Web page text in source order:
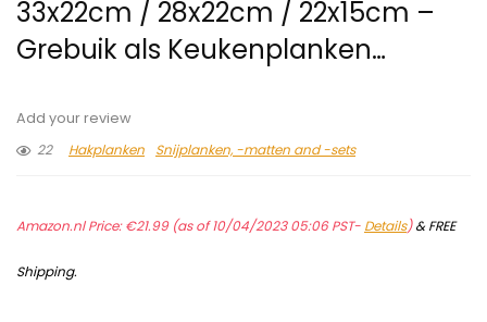
33x22cm / 28x22cm / 22x15cm –
Grebuik als Keukenplanken…
Add your review
22
Hakplanken Snijplanken, -matten and -sets
Amazon.nl Price:€21.99(as of 10/04/2023 05:06 PST- Details)&FREE
Shipping.